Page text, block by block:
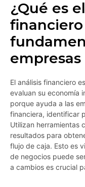
¿Qué es
empresas
El análisis financiero
evaluan su economía
porque ayuda a las
financiera, identificar
Utilizan herramientas
resultados para
flujo de caja. Esto es
de negocios puede
a cambios es crucial